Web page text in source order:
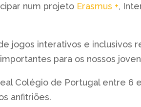
num projeto Erasmus +,
jogos interativos e inclusivos
para os nossos
Colégio de Portugal entre 6 e
anfitriões.